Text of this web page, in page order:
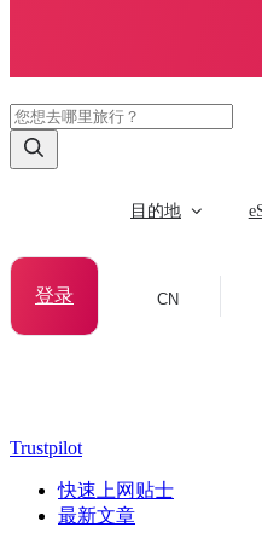
目的地
登录 CN
Trustpilot
快速上网贴士
最新文章